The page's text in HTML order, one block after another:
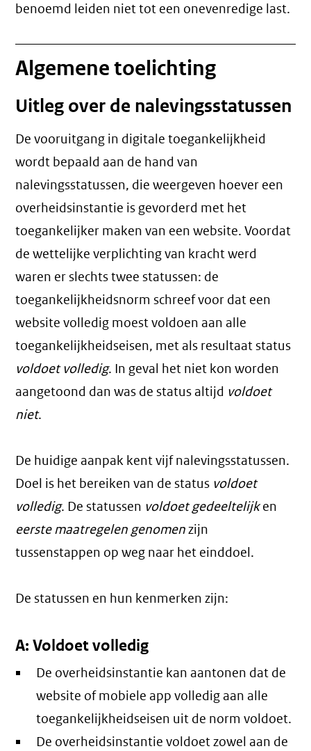
benoemd leiden niet tot een onevenredige last.
Algemene toelichting
Uitleg over de nalevingsstatussen
De vooruitgang in digitale toegankelijkheid
wordt bepaald aan de hand van
nalevingsstatussen, die weergeven hoever een
overheidsinstantie is gevorderd met het
toegankelijker maken van een website. Voordat
de wettelijke verplichting van kracht werd
waren er slechts twee statussen: de
toegankelijkheidsnorm schreef voor dat een
website volledig moest voldoen aan alle
toegankelijkheidseisen, met als resultaat status
voldoet volledig. In geval het niet kon worden
aangetoond dan was de status altijd voldoet
niet.
De huidige aanpak kent vijf nalevingsstatussen.
Doel is het bereiken van de status voldoet
volledig. De statussen voldoet gedeeltelijken
eerste maatregelen genomenzijn
tussenstappen op weg naar het einddoel.
De statussen en hun kenmerken zijn:
A: Voldoet volledig
De overheidsinstantie kan aantonen dat de
website of mobiele app volledig aan alle
toegankelijkheidseisen uit de norm voldoet.
De overheidsinstantie voldoet zowel aan de